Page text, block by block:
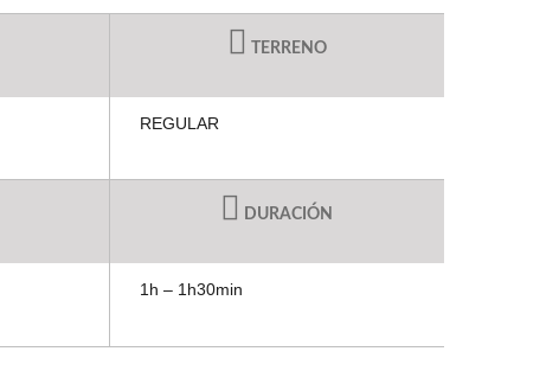
TERRENO
REGULAR
DURACIÓN
1h – 1h30min